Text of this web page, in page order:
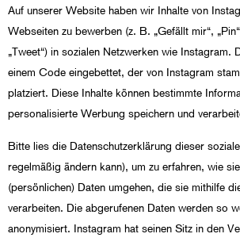
Auf unserer Website haben wir Inhalte von
Webseiten zu bewerben (z. B. „Gefällt mir“,
„Tweet“) in sozialen Netzwerken wie Instagram.
einem Code eingebettet, der von Instagram
platziert. Diese Inhalte können bestimmte
personalisierte Werbung speichern und
Bitte lies die Datenschutzerklärung dieser
regelmäßig ändern kann), um zu erfahren, wie
(persönlichen) Daten umgehen, die sie mithilfe
verarbeiten. Die abgerufenen Daten werden so
anonymisiert. Instagram hat seinen Sitz in den